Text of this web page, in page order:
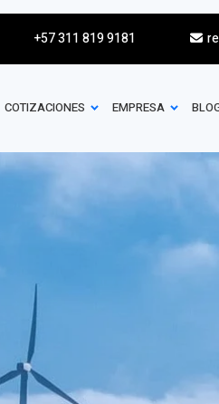
+57 311 819 9181
COTIZACIONES EMPRESA